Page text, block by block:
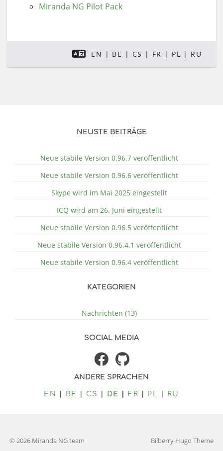
Miranda NG Pilot Pack
EN BE CS FR PL RU
NEUSTE BEITRÄGE
Neue stabile Version 0.96.7 veroffentlicht
Neue stabile Version 0.96.6 veröffentlicht
Skype wird im Mai 2025 eingestellt
ICQ wird am 26. Juni eingestellt
Neue stabile Version 0.96.5 veröffentlicht
Neue stabile Version 0.96.4.1 veröffentlicht
Neue stabile Version 0.96.4 veröffentlicht
KATEGORIEN
Nachrichten (13)
SOCIAL MEDIA
ANDERE SPRACHEN
EN BE CS DE FR PL RU
© 2026 Miranda NG team Bilberry Hugo Theme